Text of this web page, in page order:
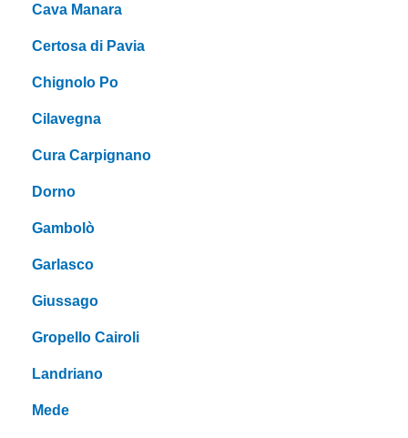
Cava Manara
Certosa di Pavia
Chignolo Po
Cilavegna
Cura Carpignano
Dorno
Gambolò
Garlasco
Giussago
Gropello Cairoli
Landriano
Mede